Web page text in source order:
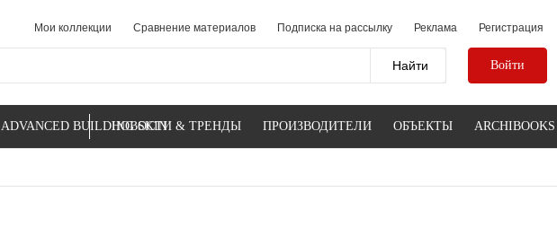
Мои коллекции Сравнение материалов Подписка на рассылку Реклама Регистрация
Войти
ADVANCED BUILDING SKINНОВОСТИ & ТРЕНДЫ ПРОИЗВОДИТЕЛИ ОБЪЕКТЫ ARCHIBOOKS